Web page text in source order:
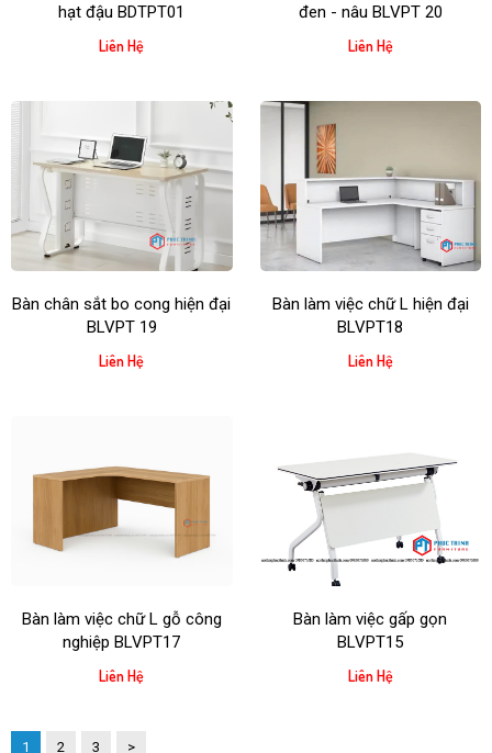
hạt đậu BDTPT01
Liên Hệ
đen - nâu BLVPT 20
Liên Hệ
Bàn chân sắt bo cong hiện đại
BLVPT 19
Liên Hệ
Bàn làm việc chữ L hiện đại
BLVPT18
Liên Hệ
Bàn làm việc chữ L gỗ công
nghiệp BLVPT17
Liên Hệ
Bàn làm việc gấp gọn
BLVPT15
Liên Hệ
1 2 3 >